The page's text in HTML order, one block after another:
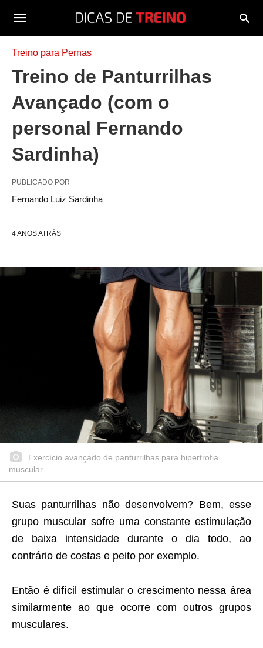
Treino para Pernas
Treino de Panturrilhas
Avançado (com o
personal Fernando
Sardinha)
PUBLICADO POR
Fernando Luiz Sardinha
4 ANOS ATRÁS
Exercício avançado de panturrilhas para hipertrofia
muscular.
Suas panturrilhas não desenvolvem? Bem, esse
grupo muscular sofre uma constante estimulação
de baixa intensidade durante o dia todo, ao
contrário de costas e peito por exemplo.
Então é difícil estimular o crescimento nessa área
similarmente ao que ocorre com outros grupos
musculares.